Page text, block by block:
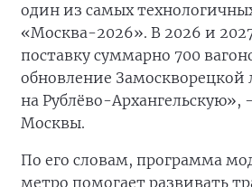
один из самых
«Москва-2026». В 2026 и
поставку суммарно 700
обновление
на Рублёво-
Москвы.
По его словам, программа
метро помогает развивать